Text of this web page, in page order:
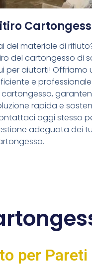
del materiale di
del cartongesso di
per aiutarti! Offriamo
e
cartongesso,
rapida e
oggi stesso
adeguata dei
per